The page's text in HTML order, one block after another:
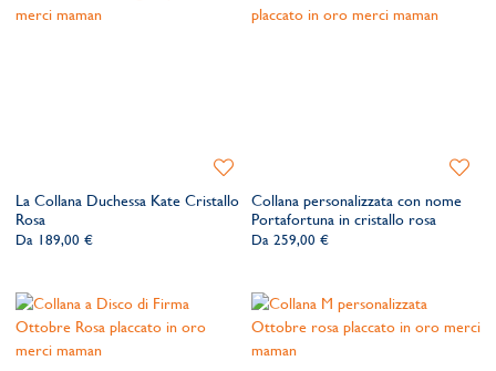
La Collana Duchessa Kate Cristallo
Rosa
Da 189,00 €
Aggiungi
lista
Collana personalizzata con nome
Portafortuna in cristallo rosa
Da 259,00 €
lista